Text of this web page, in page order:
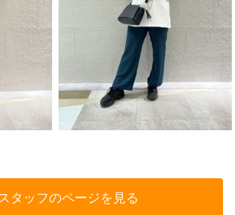
タッフのページを見る